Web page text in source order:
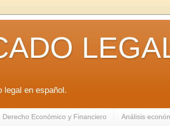
legal en español.
Derecho Económico y Financiero Análisis